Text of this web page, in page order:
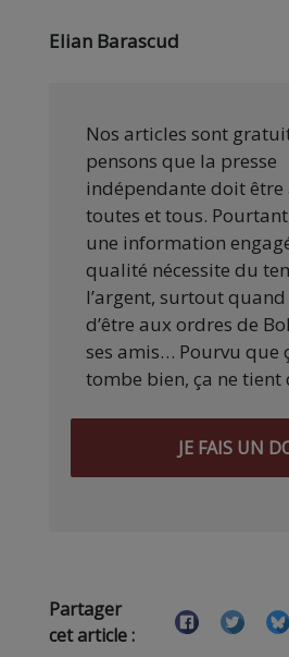
Elian Barascud
Nos articles sont
pensons que la presse
indépendante doit être
toutes et tous.
une information
qualité nécessite du
l’argent, surtout
d’être aux ordres de
ses amis… Pourvu que
tombe bien, ça ne tient
JE FAIS UN
Partager
cet article :